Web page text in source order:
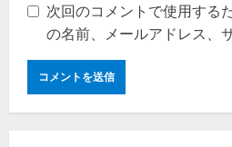
次回のコメントで使用する
の名前、メールアドレス、